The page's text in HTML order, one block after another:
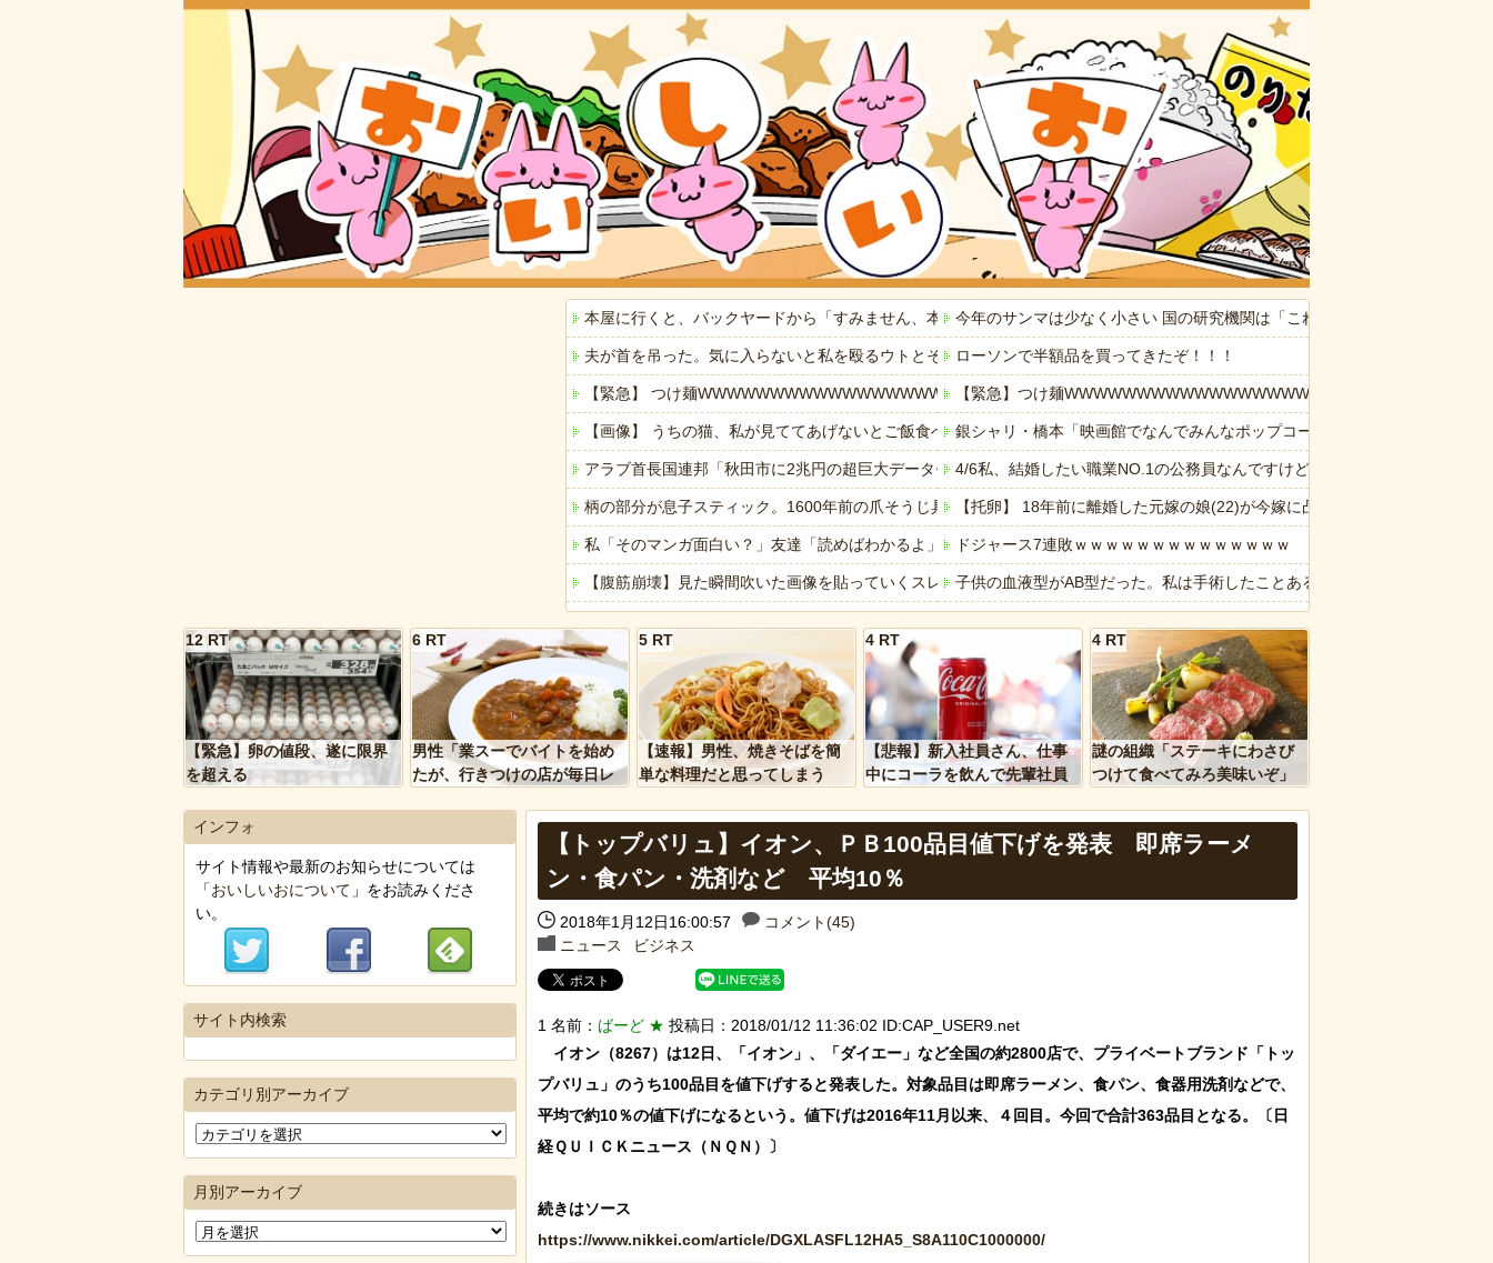
本屋に行くと、バックヤードから「すみません、本当にすみません（泣）「でもあなた、初めてじゃないしね、うちだけじゃど
夫が首を吊った。気に入らないと私を殴るウトとそれを傍観するトメに生活費をくれない夫…地獄の義実家をでて離婚しようと
【緊急】 つけ麺WWWWWWWWWWWWWWWWWWWWWW
【画像】 うちの猫、私が見ててあげないとご飯食べないのなんでなん
アラブ首長国連邦「秋田市に2兆円の超巨大データセンター建てるわ」
柄の部分が息子スティック。1600年前の爪そうじ具をイギリスの道路工事現場で発見
私「そのマンガ面白い？」友達「読めばわかるよ」→感想を聞きたかっただけなのに話が噛み合わなくて…
【腹筋崩壊】見た瞬間吹いた画像を貼っていくスレｗｗｗｗ
【ディズニー】高級ホテルでお馴染みのホテルミラコスタさん 値上げして改悪していたことがバレて炎上中
「アメリカのヤンキーがアジア人にケンカを売った結果ｗｗｗ」 ほか
「あなたはアメリカを愛していますか」「はい」トランプ、国防総省職員数千人をウソ発見器にかける方針
ヒーローのサバイバルアクション Siege Survivors
【中国】パトカーの前で好演技www当たり屋やお煽り運転など盛りだくさん
Powered by livedoor 相互RSS
今年のサンマは少なく小さい 国の研究機関は「これまでになく厳しい年にな
ローソンで半額品を買ってきたぞ！！！
【緊急】つけ麺WWWWWWWWWWWWWWWWWWWWWW
銀シャリ・橋本「映画館でなんでみんなポップコーン食べたいんですか」
4/6私、結婚したい職業NO.1の公務員なんですけど、嫁が子供連れて家出
【托卵】 18年前に離婚した元嫁の娘(22)が今嫁に凸！余命宣告された元嫁
ドジャース7連敗ｗｗｗｗｗｗｗｗｗｗｗｗｗｗ
子供の血液型がAB型だった。私は手術したことあるからA型で合ってるし
旦那と離婚することに。ウトメ「男が居るんだろう、それで男に色々入れ
【悲報】パパ活疑惑のおじさん、待ち合わせに写真と違う女が来たので逃
【豪快】ある蕎麦屋の店頭サンプルが“誇張しすぎ”だと話題にｗｗｗｗ
高校生2人が乗るスクーターと車が衝突し高校生ら2人が死傷、車の運転手を
近所のコープにいる爺さん、隙あらば他人のカゴに商品を入れようとする
【悲報】味噌ラーメンで行列、出来ない
12 RT
【緊急】卵の値段、遂に限界
を超える
6 RT
男性「業スーでバイトを始め
たが、行きつけの店が毎日レ
5 RT
【速報】男性、焼きそばを簡
単な料理だと思ってしまう
4 RT
【悲報】新入社員さん、仕事
中にコーラを飲んで先輩社員
4 RT
謎の組織「ステーキにわさび
つけて食べてみろ美味いぞ」
【トップバリュ】イオン、ＰＢ100品目値下げを発表 即席ラーメ
ン・食パン・洗剤など 平均10％
2018年1月12日16:00:57
コメント(45)
ニュース
ビジネス
1 名前： ばーど ★ 投稿日：2018/01/12 11:36:02 ID:CAP_USER9.net
イオン（8267）は12日、「イオン」、「ダイエー」など全国の約2800店で、プライベートブランド「トッ
プバリュ」のうち100品目を値下げすると発表した。対象品目は即席ラーメン、食パン、食器用洗剤などで、
平均で約10％の値下げになるという。値下げは2016年11月以来、４回目。今回で合計363品目となる。〔日
経ＱＵＩＣＫニュース（ＮＱＮ）〕
https://www.nikkei.com/article/DGXLASFL12HA5_S8A110C1000000/
インフォ
サイト情報や最新のお知らせについては
「おいしいおについて 」をお読みくださ
い。
サイト内検索
カテゴリ別アーカイブ
月別アーカイブ